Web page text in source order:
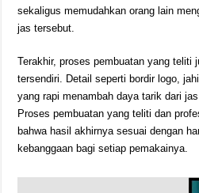
sekaligus memudahkan orang lain
jas tersebut.
Terakhir, proses pembuatan yang teliti
tersendiri. Detail seperti bordir logo,
yang rapi menambah daya tarik dari
Proses pembuatan yang teliti dan
bahwa hasil akhirnya sesuai dengan
kebanggaan bagi setiap pemakainya.